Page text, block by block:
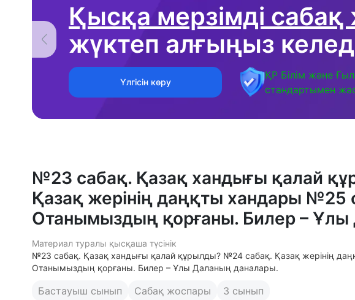
Қысқа мерзімді
жүктеп алғыңыз
Үлгісін көру
ҚР Білім және
стандартымен
№23 сабақ. Қазақ хандығы қалай
Қазақ жерінің даңқты хандары №25
Отанымыздың қорғаны. Билер –
Материал туралы қысқаша түсінік
№23 сабақ. Қазақ хандығы қалай құрылды? №24 сабақ. Қазақ жерінің
Отанымыздың қорғаны. Билер – Ұлы Даланың даналары.
Бастауыш сынып Сабақ жоспары 3 сынып